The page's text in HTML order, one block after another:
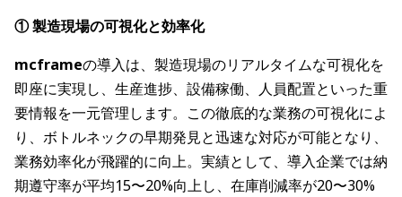
① 製造現場の可視化と効率化
mcframeの導入は、製造現場のリアルタイムな可視化を
即座に実現し、生産進捗、設備稼働、人員配置といった重
要情報を一元管理します。この徹底的な業務の可視化によ
り、ボトルネックの早期発見と迅速な対応が可能となり、
業務効率化が飛躍的に向上。実績として、導入企業では納
期遵守率が平均15〜20%向上し、在庫削減率が20〜30%